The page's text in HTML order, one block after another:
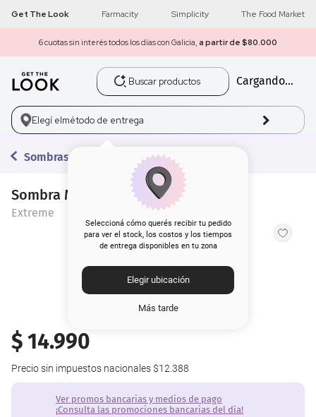
Get The Look Farmacity Simplicity The Food Market
6 cuotas sin interés todos los días con Galicia, a partir de $80.000
Buscar productos
Cargando...
Elegí elmétodo de entrega
Seleccioná cómo querés recibir tu pedido
para ver el stock, los costos y los tiempos
de entrega disponibles en tu zona
Elegir ubicación
Más tarde
Sombras
Sombra Magic Extreme Jelly Sky
Extreme
$14.990
Precio sin impuestos nacionales $12.388
Ver promos bancarias y medios de pago
¡Consulta las promociones bancarias del día!
1 get the look
2 máscara pestañas
3.
5. corrector
9.
10